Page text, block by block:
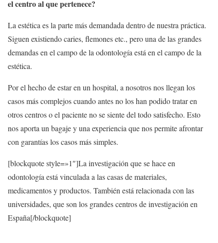
el centro al que pertenece?
La estética es la parte más demandada dentro de nuestra práctica.
Siguen existiendo caries, flemones etc., pero una de las grandes
demandas en el campo de la odontología está en el campo de la
estética.
Por el hecho de estar en un hospital, a nosotros nos llegan los
casos más complejos cuando antes no los han podido tratar en
otros centros o el paciente no se siente del todo satisfecho. Esto
nos aporta un bagaje y una experiencia que nos permite afrontar
con garantías los casos más simples.
[blockquote style=»1″]La investigación que se hace en
odontología está vinculada a las casas de materiales,
medicamentos y productos. También está relacionada con las
universidades, que son los grandes centros de investigación en
España[/blockquote]